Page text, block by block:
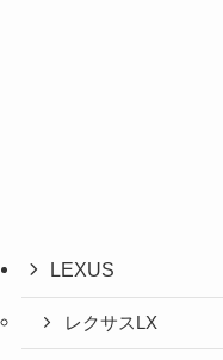
LEXUS
レクサスLX